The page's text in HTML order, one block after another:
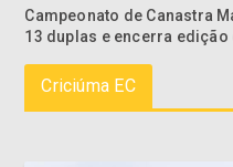
Campeonato de Canastra
13 duplas e encerra
Criciúma EC